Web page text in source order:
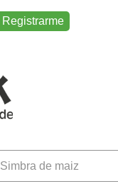
Registrarme
simbra de maiz